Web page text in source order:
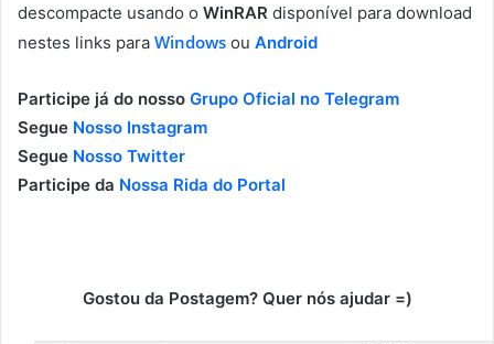
descompacte usando o WinRAR disponível para download
nestes links para Windows ou Android
Participe já do nosso Grupo Oficial no Telegram
Segue Nosso Instagram
Segue Nosso Twitter
Participe da Nossa Rida do Portal
Gostou da Postagem? Quer nós ajudar =)